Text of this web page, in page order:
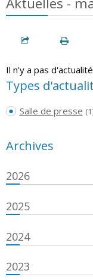
Il n'y a pas
Types
Salle de presse
Archives
2026
2025
2024
2023